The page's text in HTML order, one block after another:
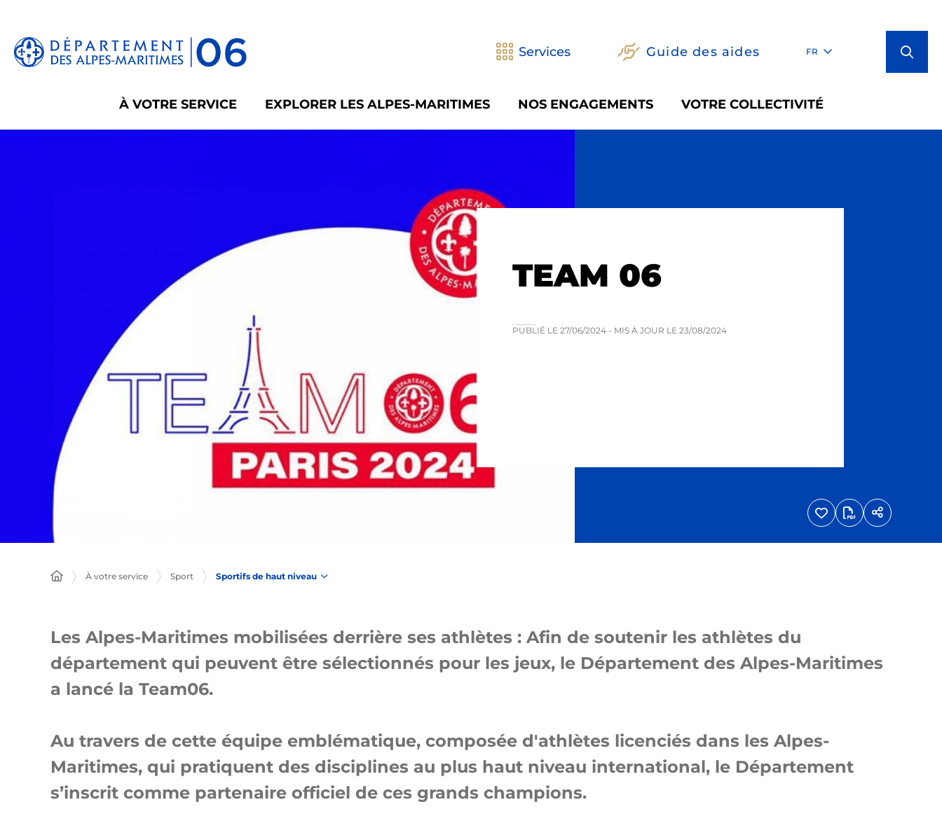
Services Guide des aides FR
À VOTRE SERVICE EXPLORER LES ALPES-MARITIMES NOS ENGAGEMENTS VOTRE COLLECTIVITÉ
TEAM 06
PUBLIÉ LE 27/06/2024 - MIS À JOUR LE 23/08/2024
À votre service Sport Sportifs de haut niveau
Les Alpes-Maritimes mobilisées derrière ses athlètes : Afin de soutenir les athlètes du
département qui peuvent être sélectionnés pour les jeux, le Département des Alpes-Maritimes
a lancé la Team06.
Au travers de cette équipe emblématique, composée d'athlètes licenciés dans les Alpes-
Maritimes, qui pratiquent des disciplines au plus haut niveau international, le Département
s’inscrit comme partenaire officiel de ces grands champions.